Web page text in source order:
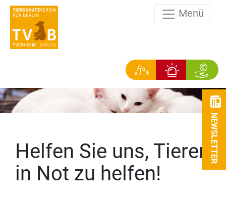
Menü
NEWSLETTER
Helfen Sie uns, Tieren
in Not zu helfen!